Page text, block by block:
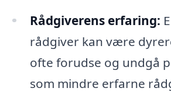
Rådgiverens erfaring:
rådgiver kan være
ofte forudse og undgå
som mindre erfarne